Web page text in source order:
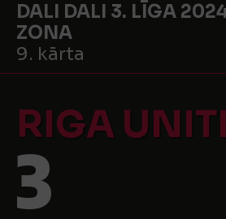
DALI DALI 3. LĪGA
ZONA
9. kārta
RIGA
3